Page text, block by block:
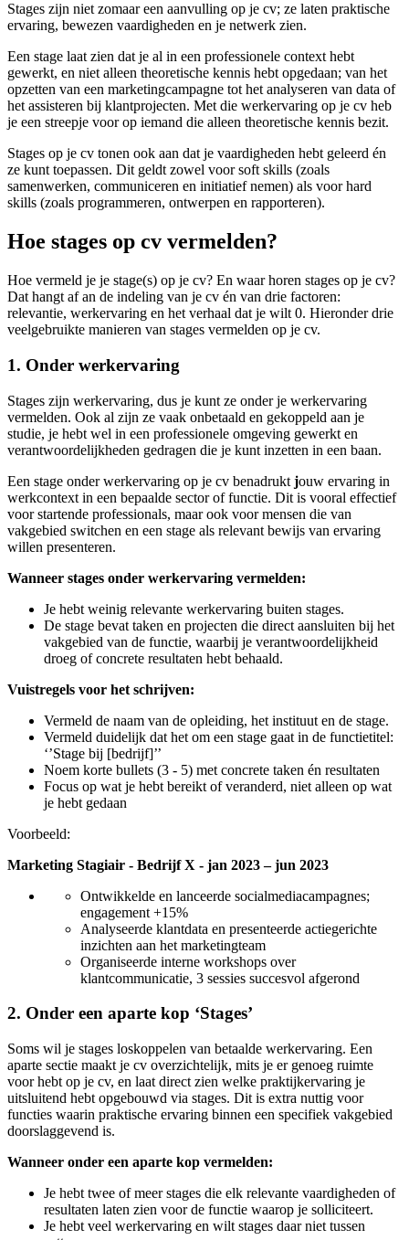
Stages zijn niet zomaar een aanvulling op je cv; ze laten praktische
ervaring, bewezen vaardigheden en je netwerk zien.
Een stage laat zien dat je al in een professionele context hebt
gewerkt, en niet alleen theoretische kennis hebt opgedaan; van het
opzetten van een marketingcampagne tot het analyseren van data of
het assisteren bij klantprojecten. Met die werkervaring op je cv heb
je een streepje voor op iemand die alleen theoretische kennis bezit.
Stages op je cv tonen ook aan dat je vaardigheden hebt geleerd én
ze kunt toepassen. Dit geldt zowel voor soft skills (zoals
samenwerken, communiceren en initiatief nemen) als voor hard
skills (zoals programmeren, ontwerpen en rapporteren).
Hoe stages op cv vermelden?
Hoe vermeld je je stage(s) op je cv? En waar horen stages op je cv?
Dat hangt af an de indeling van je cv én van drie factoren:
relevantie, werkervaring en het verhaal dat je wilt 0. Hieronder drie
veelgebruikte manieren van stages vermelden op je cv.
1. Onder werkervaring
Stages zijn werkervaring, dus je kunt ze onder je werkervaring
vermelden. Ook al zijn ze vaak onbetaald en gekoppeld aan je
studie, je hebt wel in een professionele omgeving gewerkt en
verantwoordelijkheden gedragen die je kunt inzetten in een baan.
Een stage onder werkervaring op je cv benadrukt jouw ervaring in
werkcontext in een bepaalde sector of functie. Dit is vooral effectief
voor startende professionals, maar ook voor mensen die van
vakgebied switchen en een stage als relevant bewijs van ervaring
willen presenteren.
Wanneer stages onder werkervaring vermelden:
Je hebt weinig relevante werkervaring buiten stages.
De stage bevat taken en projecten die direct aansluiten bij het
vakgebied van de functie, waarbij je verantwoordelijkheid
droeg of concrete resultaten hebt behaald.
Vuistregels voor het schrijven:
Vermeld de naam van de opleiding, het instituut en de stage.
Vermeld duidelijk dat het om een stage gaat in de functietitel:
‘’Stage bij [bedrijf]’’
Noem korte bullets (3 - 5) met concrete taken én resultaten
Focus op wat je hebt bereikt of veranderd, niet alleen op wat
je hebt gedaan
Voorbeeld:
Marketing Stagiair - Bedrijf X - jan 2023 – jun 2023
Ontwikkelde en lanceerde socialmediacampagnes;
engagement +15%
Analyseerde klantdata en presenteerde actiegerichte
inzichten aan het marketingteam
Organiseerde interne workshops over
klantcommunicatie, 3 sessies succesvol afgerond
2. Onder een aparte kop ‘Stages’
Soms wil je stages loskoppelen van betaalde werkervaring. Een
aparte sectie maakt je cv overzichtelijk, mits je er genoeg ruimte
voor hebt op je cv, en laat direct zien welke praktijkervaring je
uitsluitend hebt opgebouwd via stages. Dit is extra nuttig voor
functies waarin praktische ervaring binnen een specifiek vakgebied
doorslaggevend is.
Wanneer onder een aparte kop vermelden:
Je hebt twee of meer stages die elk relevante vaardigheden of
resultaten laten zien voor de functie waarop je solliciteert.
Je hebt veel werkervaring en wilt stages daar niet tussen